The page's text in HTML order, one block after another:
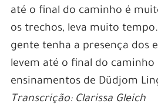
até o final do caminho é
os trechos, leva muito
gente tenha a presença dos
levem até o final do caminho
ensinamentos de Düdjom
Transcrição: Clarissa Gleich